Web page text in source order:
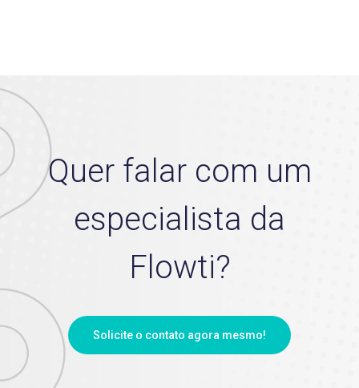
Quer falar com um
especialista da
Flowti?
Solicite o contato agora mesmo!